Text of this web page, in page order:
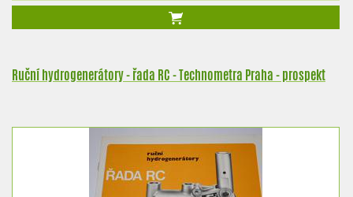
Ruční hydrogenerátory - řada RC - Technometra Praha - prospekt